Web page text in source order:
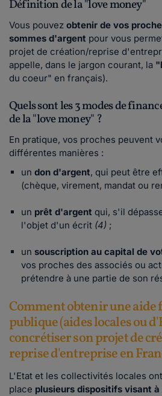
Définition de la "love money"
Vous pouvez obtenir de vos
sommes d'argent pour vous
projet de création/reprise
appelle, dans le jargon courant, la
du coeur" en français).
Quels sont les 3 modes de
de la "love money" ?
En pratique, vos proches peuvent
différentes manières :
un don d'argent, qui peut être
(chèque, virement, mandat ou
un prêt d'argent qui, s'il
l'objet d'un écrit (4) ;
un souscription au capital de
vos proches des associés ou
prétendre à une partie de son
Comment obtenir une aide
publique (aides locales ou
concrétiser son projet de
reprise d'entreprise en
L'Etat et les collectivités locales
place plusieurs dispositifs visant